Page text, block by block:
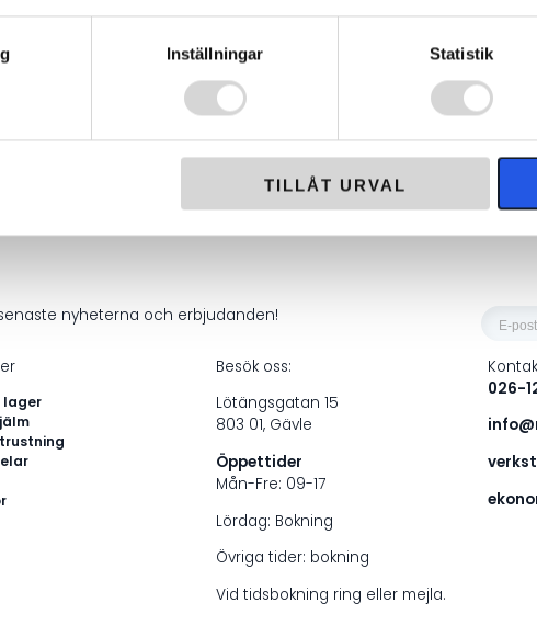
Inställningar Statistik
TILLÅT URVAL
nyheterna och erbjudanden!
*
lager
Besök oss:
Lötängsgatan 15
803 01, Gävle
Öppettider
Mån-Fre: 09-17
Lördag: Bokning
Övriga tider: bokning
Vid tidsbokning ring eller mejla.
026-